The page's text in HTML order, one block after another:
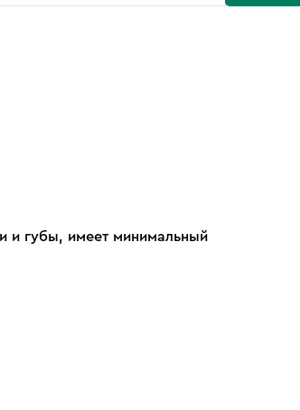
и губы, имеет минимальный